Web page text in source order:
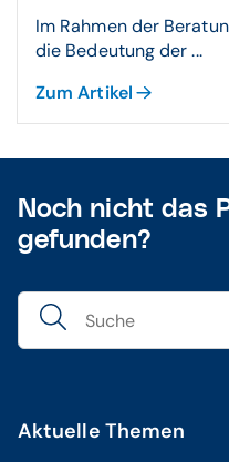
Im Rahmen der
die Bedeutung der ...
Zum Artikel
Noch nicht das
gefunden?
Aktuelle Themen